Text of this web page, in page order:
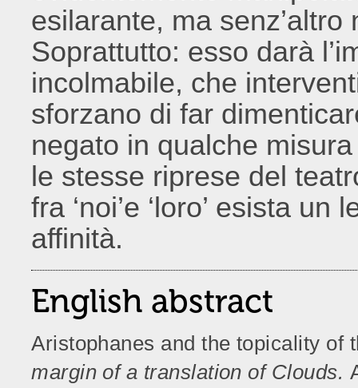
esilarante, ma
Soprattutto: esso darà
incolmabile, che
sforzano di far
negato in qualche
le stesse riprese del
fra ‘noi’e ‘loro’ esista
affinità.
English abstract
Aristophanes and the topicality of
margin of a translation of Clouds.